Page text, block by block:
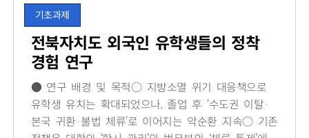
기초과제
전북자치도 외국인 유학생들의 정착
경험 연구
● 연구 배경 및 목적○ 지방소멸 위기 대응책으로
유학생 유치는 확대되었으나, 졸업 후 ‘수도권 이탈·
본국 귀환·불법 체류’로 이어지는 악순환 지속○ 기존